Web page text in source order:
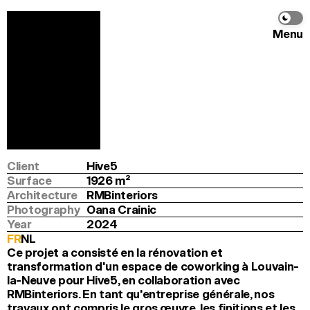
Menu
Location
Louvain-La-Neuve
Client
Hive5
Surface
1926 m2
Architecture
RMBinteriors
Photography Oana Crainic
Year
2024
FRNL
Ce projet a consisté en la rénovation et
transformation d'un espace de coworking à Louvain-
la-Neuve pour Hive5, en collaboration avec
RMBinteriors. En tant qu'entreprise générale, nos